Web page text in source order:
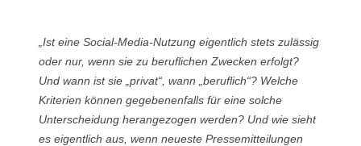
„Ist eine Social-Media-Nutzung eigentlich stets zulässig
oder nur, wenn sie zu beruflichen Zwecken erfolgt?
Und wann ist sie „privat“, wann „beruflich“? Welche
Kriterien können gegebenenfalls für eine solche
Unterscheidung herangezogen werden? Und wie sieht
es eigentlich aus, wenn neueste Pressemitteilungen